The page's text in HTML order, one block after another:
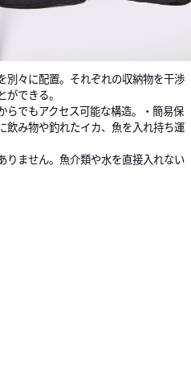
別々に配置。それぞれの収納物を干渉
できる。
らでもアクセス可能な構造。・簡易保
飲み物や釣れたイカ、魚を入れ持ち運
ません。魚介類や水を直接入れない